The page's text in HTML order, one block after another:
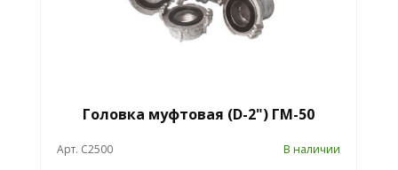
Головка муфтовая (D-2") ГМ-50
Арт. C2500 В наличии